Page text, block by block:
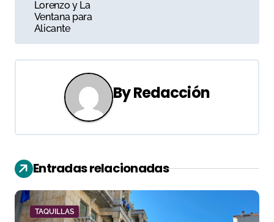
g
a
ó
n
d
Lorenzo y La
Ventana para
Alicante
ByRedacción
Entradas relacionadas
TAQUILLAS